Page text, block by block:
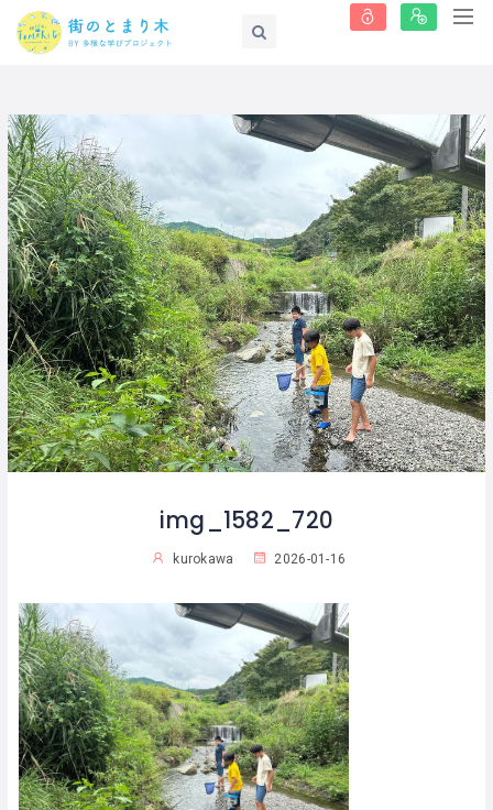
img_1582_720
kurokawa 2026-01-16